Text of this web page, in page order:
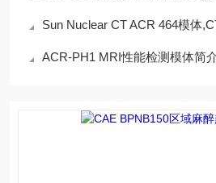
Sun Nuclear CT ACR 464模体,CT设备质
ACR-PH1 MRI性能检测模体简